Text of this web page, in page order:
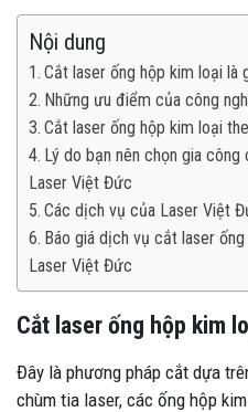
Nội dung
Cắt laser ống hộp kim loại là
Những ưu điểm của công
Cắt laser ống hộp kim loại
Lý do bạn nên chọn gia
Laser Việt Đức
Các dịch vụ của Laser Việt
Báo giá dịch vụ cắt laser
Laser Việt Đức
Cắt laser ống hộp kim
Đây là phương pháp cắt dựa
chùm tia laser, các ống hộp